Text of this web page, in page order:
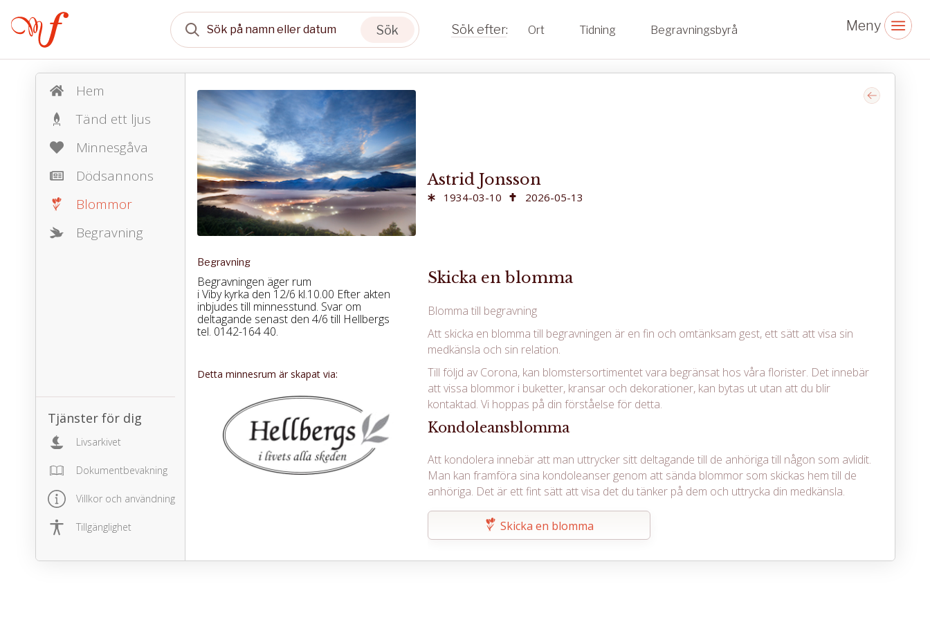
Sök Ort Tidning Begravningsbyrå
Hem
Tänd ett ljus
Minnesgåva
Dödsannons
Blommor
Begravning
Tjänster för dig
Livsarkivet
Dokumentbevakning
Villkor och användning
Tillgänglighet
Begravning
Begravningen äger rum
i Viby kyrka den 12/6 kl.10.00 Efter akten
inbjudes till minnesstund. Svar om
deltagande senast den 4/6 till Hellbergs
tel. 0142-164 40.
Detta minnesrum är skapat via:
Astrid Jonsson
1934-03-10 2026-05-13
Skicka en blomma
Blomma till begravning
Att skicka en blomma till begravningen är en fin och omtänksam gest, ett sätt att visa sin
medkänsla och sin relation.
Till följd av Corona, kan blomstersortimentet vara begränsat hos våra florister. Det innebär
att vissa blommor i buketter, kransar och dekorationer, kan bytas ut utan att du blir
kontaktad. Vi hoppas på din förståelse för detta.
Kondoleansblomma
Att kondolera innebär att man uttrycker sitt deltagande till de anhöriga till någon som avlidit.
Man kan framföra sina kondoleanser genom att sända blommor som skickas hem till de
anhöriga. Det är ett fint sätt att visa det du tänker på dem och uttrycka din medkänsla.
Skicka en blomma